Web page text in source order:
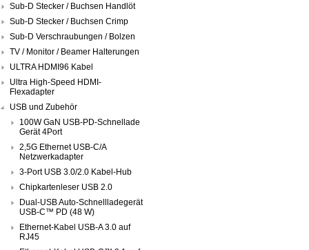
Sub-D Stecker / Buchsen Handlöt
Sub-D Stecker / Buchsen Crimp
Sub-D Verschraubungen / Bolzen
TV / Monitor / Beamer Halterungen
ULTRA HDMI96 Kabel
Ultra High-Speed HDMI-
Flexadapter
USB und Zubehör
100W GaN USB-PD-Schnellade
Gerät 4Port
2,5G Ethernet USB-C/A
Netzwerkadapter
3-Port USB 3.0/2.0 Kabel-Hub
Chipkartenleser USB 2.0
Dual-USB Auto-Schnellladegerät
USB-C™ PD (48 W)
Ethernet-Kabel USB-A 3.0 auf
RJ45